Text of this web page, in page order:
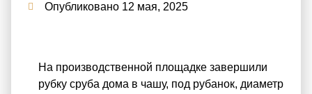
Опубликовано 12 мая, 2025
На производственной площадке завершили
рубку сруба дома в чашу, под рубанок, диаметр